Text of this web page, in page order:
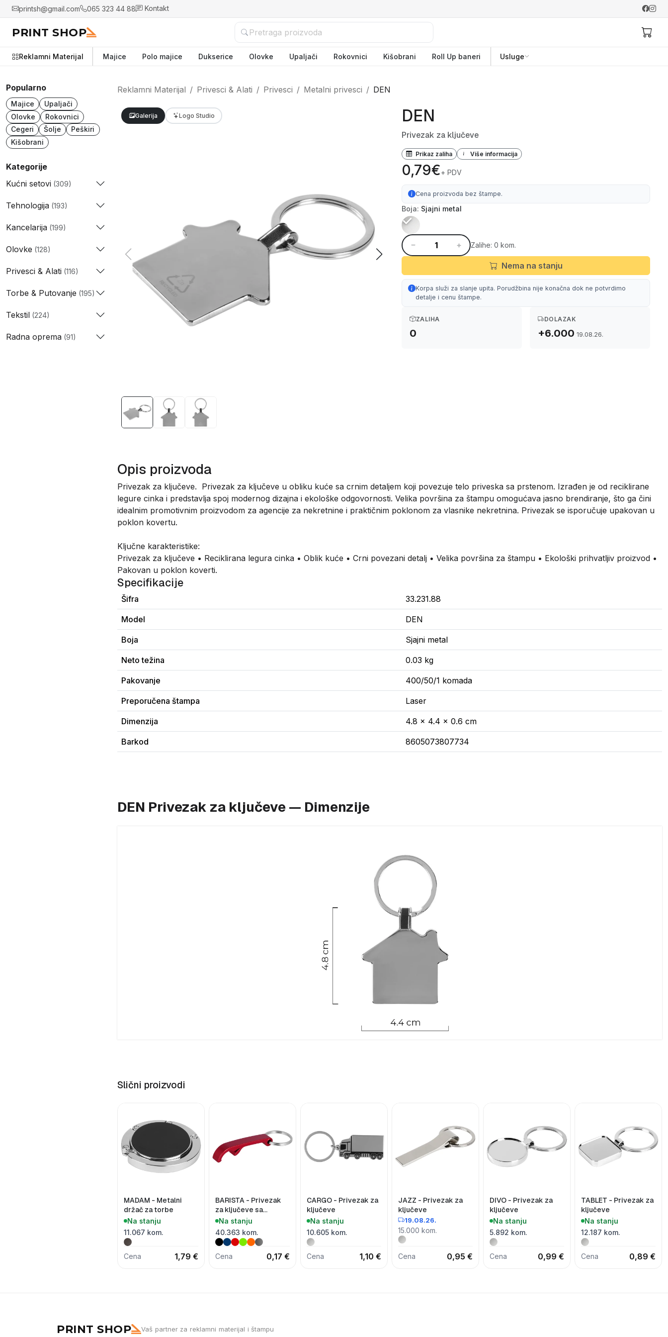
printsh@gmail.com 065 323 44 88 Kontakt
PRINT SHOP
Reklamni Materijal Majice Polo majice Dukserice Olovke Upaljači Rokovnici Kišobrani Roll Up baneri Usluge
Popularno
Majice
Upaljači
Olovke
Rokovnici
Cegeri
Šolje
Peškiri
Kišobrani
Kategorije
Kućni setovi (309)
Tehnologija (193)
Kancelarija (199)
Olovke (128)
Privesci & Alati (116)
Torbe & Putovanje (195)
Tekstil (224)
Radna oprema (91)
Reklamni Materijal Privesci & Alati Privesci Metalni privesci DEN
Galerija Logo Studio DEN
Privezak za ključeve
Prikaz zaliha Više informacija
0,79€+ PDV
Cena proizvoda bez štampe.
Boja: Sjajni metal
Zalihe: 0 kom.
Nema na stanju
Korpa služi za slanje upita. Porudžbina nije konačna dok ne potvrdimo
detalje i cenu štampe.
ZALIHA
0
DOLAZAK
+6.000 19.08.26.
Opis proizvoda
Privezak za ključeve. Privezak za ključeve u obliku kuće sa crnim detaljem koji povezuje telo priveska sa prstenom. Izrađen je od reciklirane
legure cinka i predstavlja spoj modernog dizajna i ekološke odgovornosti. Velika površina za štampu omogućava jasno brendiranje, što ga čini
idealnim promotivnim proizvodom za agencije za nekretnine i praktičnim poklonom za vlasnike nekretnina. Privezak se isporučuje upakovan u
poklon kovertu.
Ključne karakteristike:
Privezak za ključeve • Reciklirana legura cinka • Oblik kuće • Crni povezani detalj • Velika površina za štampu • Ekološki prihvatljiv proizvod •
Pakovan u poklon koverti.
Specifikacije
Šifra 33.231.88
Model DEN
Boja Sjajni metal
Neto težina 0.03 kg
Pakovanje 400/50/1 komada
Preporučena štampa Laser
Dimenzija 4.8 x 4.4 x 0.6 cm
Barkod 8605073807734
DEN Privezak za ključeve — Dimenzije
Slični proizvodi
MADAM - Metalni
držač za torbe
Na stanju
11.067 kom.
Cena 1,79 €
BARISTA - Privezak
za ključeve sa
otvaračem za flaše
Na stanju
40.363 kom.
Cena 0,17 €
CARGO - Privezak za
ključeve
Na stanju
10.605 kom.
Cena 1,10 €
JAZZ - Privezak za
ključeve
19.08.26.
15.000 kom.
Cena 0,95 €
DIVO - Privezak za
ključeve
Na stanju
5.892 kom.
Cena 0,99 €
TABLET - Privezak za
ključeve
Na stanju
12.187 kom.
Cena 0,89 €
PRINT SHOP Vaš partner za reklamni materijal i štampu